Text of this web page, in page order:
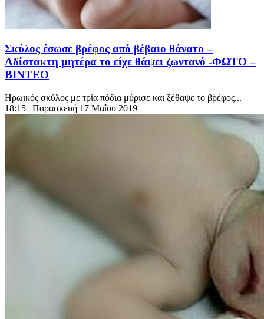
Σκύλος έσωσε βρέφος από βέβαιο θάνατο –
Αδίστακτη μητέρα το είχε θάψει ζωντανό -ΦΩΤΟ –
ΒΙΝΤΕΟ
Ηρωικός σκύλος με τρία πόδια μύρισε και ξέθαψε το βρέφος...
18:15 | Παρασκευή 17 Μαΐου 2019